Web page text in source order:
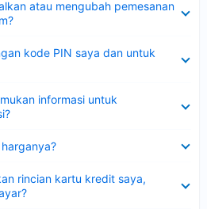
atau mengubah pemesanan
kode PIN saya dan untuk
informasi untuk
rincian kartu kredit saya,